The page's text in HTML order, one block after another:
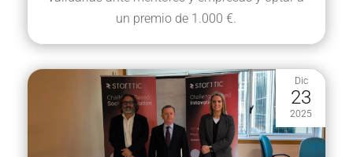
un premio de 1.000 €.
Dic
23
2025